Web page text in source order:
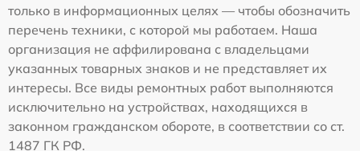
только в информационных целях — чтобы обозначить
перечень техники, с которой мы работаем. Наша
организация не аффилирована с владельцами
указанных товарных знаков и не представляет их
интересы. Все виды ремонтных работ выполняются
исключительно на устройствах, находящихся в
законном гражданском обороте, в соответствии со ст.
1487 ГК РФ.